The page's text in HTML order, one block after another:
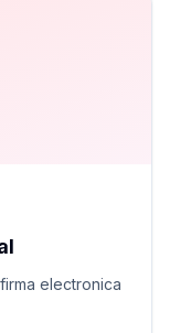
electronica